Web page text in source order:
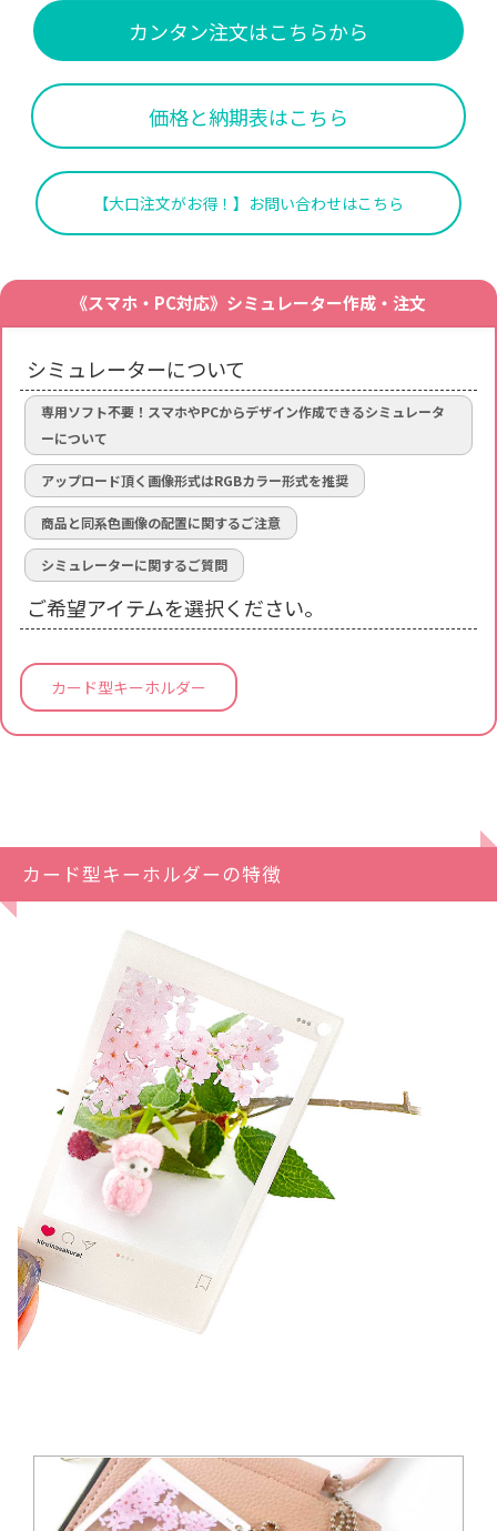
カンタン注文はこちらから
価格と納期表はこちら
【大口注文がお得！】お問い合わせはこちら
《スマホ・PC対応》シミュレーター作成・注文
シミュレーターについて
専用ソフト不要！スマホやPCからデザイン作成できるシミュレータ
ーについて
アップロード頂く画像形式はRGBカラー形式を推奨
商品と同系色画像の配置に関するご注意
シミュレーターに関するご質問
ご希望アイテムを選択ください。
カード型キーホルダー
カード型キーホルダーの特徴